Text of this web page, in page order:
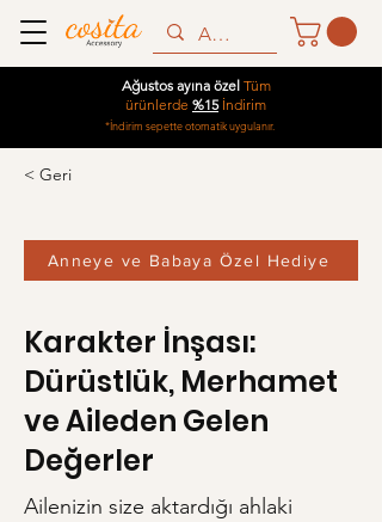
Ağustos ayına özel Tüm
ürünlerde %15İndirim
*İndirim sepette otomatik uygulanır.
< Geri
Anneye ve Babaya Özel Hediye
Karakter İnşası:
Dürüstlük, Merhamet
ve Aileden Gelen
Değerler
Ailenizin size aktardığı ahlaki